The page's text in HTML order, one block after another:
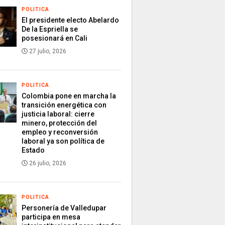
POLITICA
El presidente electo Abelardo
De la Espriella se
posesionará en Cali
27 julio, 2026
POLITICA
Colombia pone en marcha la
transición energética con
justicia laboral: cierre
minero, protección del
empleo y reconversión
laboral ya son política de
Estado
26 julio, 2026
POLITICA
Personería de Valledupar
participa en mesa